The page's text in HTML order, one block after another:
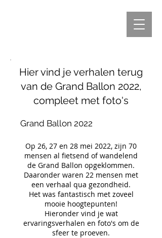
Hier vind je verhalen terug
van de Grand Ballon 2022,
compleet met foto's
Grand Ballon 2022
Op 26, 27 en 28 mei 2022, zijn 70
mensen al fietsend of wandelend
de Grand Ballon opgeklommen.
Daaronder waren 22 mensen met
een verhaal qua gezondheid.
Het was fantastisch met zoveel
mooie hoogtepunten!
Hieronder vind je wat
ervaringsverhalen en foto's om de
sfeer te proeven.